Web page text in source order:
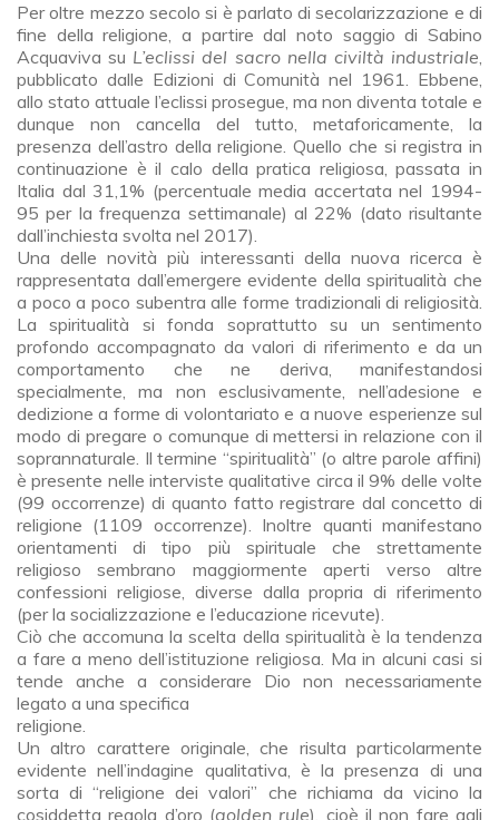
Per oltre mezzo secolo si è parlato di secolarizzazione e di
fine della religione, a partire dal noto saggio di Sabino
Acquaviva su L’eclissi del sacro nella civiltà industriale,
pubblicato dalle Edizioni di Comunità nel 1961. Ebbene,
allo stato attuale l’eclissi prosegue, ma non diventa totale e
dunque non cancella del tutto, metaforicamente, la
presenza dell’astro della religione. Quello che si registra in
continuazione è il calo della pratica religiosa, passata in
Italia dal 31,1% (percentuale media accertata nel 1994-
95 per la frequenza settimanale) al 22% (dato risultante
dall’inchiesta svolta nel 2017).
Una delle novità più interessanti della nuova ricerca è
rappresentata dall’emergere evidente della spiritualità che
a poco a poco subentra alle forme tradizionali di religiosità.
La spiritualità si fonda soprattutto su un sentimento
profondo accompagnato da valori di riferimento e da un
comportamento che ne deriva, manifestandosi
specialmente, ma non esclusivamente, nell’adesione e
dedizione a forme di volontariato e a nuove esperienze sul
modo di pregare o comunque di mettersi in relazione con il
soprannaturale. Il termine “spiritualità” (o altre parole affini)
è presente nelle interviste qualitative circa il 9% delle volte
(99 occorrenze) di quanto fatto registrare dal concetto di
religione (1109 occorrenze). Inoltre quanti manifestano
orientamenti di tipo più spirituale che strettamente
religioso sembrano maggiormente aperti verso altre
confessioni religiose, diverse dalla propria di riferimento
(per la socializzazione e l’educazione ricevute).
Ciò che accomuna la scelta della spiritualità è la tendenza
a fare a meno dell’istituzione religiosa. Ma in alcuni casi si
tende anche a considerare Dio non necessariamente
legato a una specifica
religione.
Un altro carattere originale, che risulta particolarmente
evidente nell’indagine qualitativa, è la presenza di una
sorta di “religione dei valori” che richiama da vicino la
cosiddetta regola d’oro (golden rule), cioè il non fare agli